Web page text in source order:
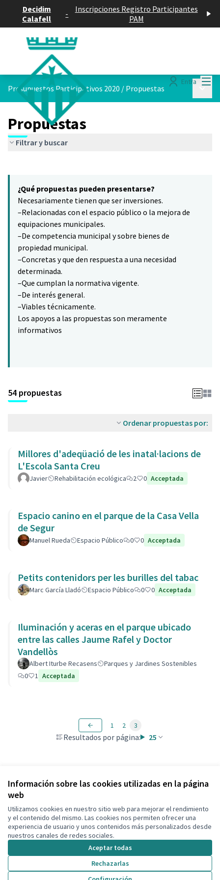
Información sobre las cookies utilizadas en la página
web
Utilizamos cookies en nuestro sitio web para mejorar el rendimiento
y el contenido del mismo. Las cookies nos permiten ofrecer una
experiencia de usuario y unos contenidos más personalizados desde
nuestros canales de redes sociales.
Aceptar todas
Rechazarlas
Decidim
Calafell
-
Inscripciones Registro Participantes
PAM
Entra
Presupuestos Participativos 2020 / Propuestas
Propuestas
Filtrar y buscar
−
¿Qué propuestas pueden presentarse?
Necesariamente tienen que ser inversiones.
–Relacionadas con el espacio público o la mejora de
equipaciones municipales.
–De competencia municipal y sobre bienes de
propiedad municipal.
–Concretas y que den respuesta a una necesidad
determinada.
–Que cumplan la normativa vigente.
–De interés general.
–Viables técnicamente.
Los apoyos a las propuestas son meramente
informativos
54 propuestas
Ordenar propuestas por:
Millores d'adeqüació de les inatal·lacions de
L'Escola Santa Creu
Javier Rehabilitación ecológica 2 0 Acceptada
Espacio canino en el parque de la Casa Vella
de Segur
Manuel Rueda Espacio Público 0 0 Acceptada
Petits contenidors per les burilles del tabac
Marc García Lladó Espacio Público 0 0 Acceptada
Iluminación y aceras en el parque ubicado
entre las calles Jaume Rafel y Doctor
Vandellòs
Albert Iturbe Recasens
Parques y Jardines Sostenibles
0
1 Acceptada
Resultados por página: 25
1 2 3
Ver todas las propuestas retiradas
Términos y condiciones de uso
Configuración de cookies
Decidim Calafell en X
(Enlace externo)
Decidim Calafell en Facebook
Decidim Calafell en YouTube
Decidim Calafell en GitHub
(Enlace externo)
Con licencia
(Enlace